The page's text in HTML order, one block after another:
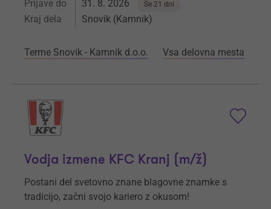
Prijave do 31. 8. 2026 Še 21 dni
Kraj dela Snovik (Kamnik)
Terme Snovik - Kamnik d.o.o. Vsa delovna mesta
Vodja izmene KFC Kranj (m/ž)
Postani del svetovno znane blagovne znamke s
tradicijo, začni svojo kariero z okusom!